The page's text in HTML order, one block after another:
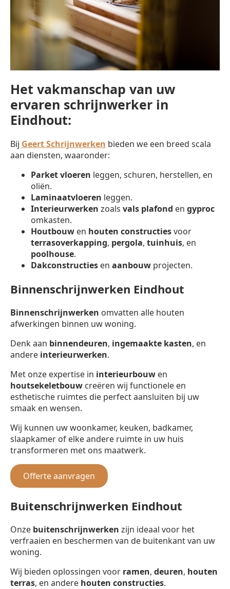
Het vakmanschap van uw
ervaren schrijnwerker in
Eindhout:
Bij Geert Schrijnwerken bieden we een breed scala
aan diensten, waaronder:
Parket vloeren leggen, schuren, herstellen, en
oliën.
Laminaatvloeren leggen.
Interieurwerken zoals vals plafond en gyproc
omkasten.
Houtbouw en houten constructiesvoor
terrasoverkapping, pergola, tuinhuis, en
poolhouse.
Dakconstructies en aanbouw projecten.
Binnenschrijnwerken Eindhout
Binnenschrijnwerken omvatten alle houten
afwerkingen binnen uw woning.
Denk aan binnendeuren, ingemaakte kasten, en
andere interieurwerken.
Met onze expertise in interieurbouw en
houtsekeletbouw creëren wij functionele en
esthetische ruimtes die perfect aansluiten bij uw
smaak en wensen.
Wij kunnen uw woonkamer, keuken, badkamer,
slaapkamer of elke andere ruimte in uw huis
transformeren met ons maatwerk.
Offerte aanvragen
Buitenschrijnwerken Eindhout
Onze buitenschrijnwerken zijn ideaal voor het
verfraaien en beschermen van de buitenkant van uw
woning.
Wij bieden oplossingen voor ramen, deuren, houten
terras, en andere houten constructies.